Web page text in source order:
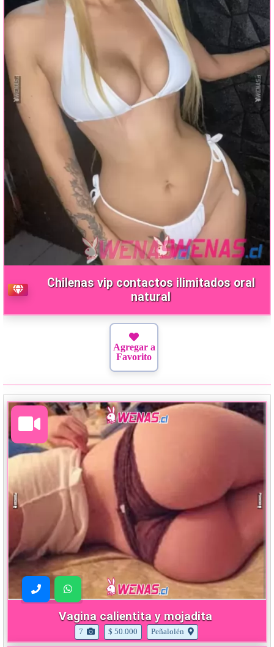
Chilenas vip contactos ilimitados oral
natural
Agregar a
Favorito
Vagina calientita y mojadita
7 $ 50.000 Peñalolén